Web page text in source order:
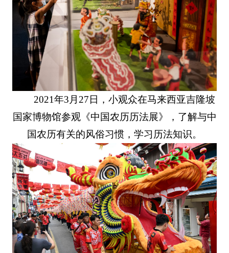
2021年3月27日，小观众在马来西亚吉隆坡
国家博物馆参观《中国农历历法展》，了解与中
国农历有关的风俗习惯，学习历法知识。